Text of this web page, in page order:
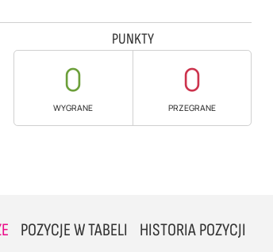
PUNKTY
0
WYGRANE
0
PRZEGRANE
POZYCJE W TABELI HISTORIA POZYCJI